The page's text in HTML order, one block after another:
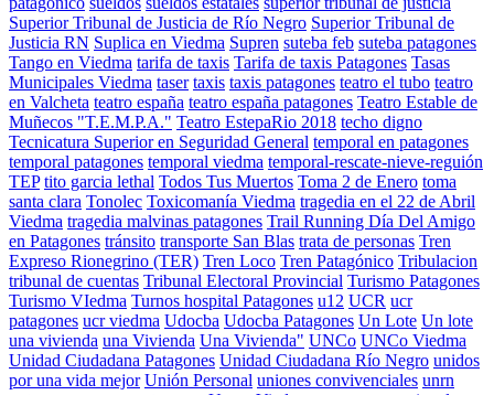
Superior Tribunal de Justicia de Río Negro Superior Tribunal de
Justicia RN Suplica en Viedma Supren suteba feb suteba patagones
Tango en Viedma tarifa de taxis Tarifa de taxis Patagones Tasas
Municipales Viedma taser taxis taxis patagones teatro el tubo teatro
en Valcheta teatro españa teatro españa patagones Teatro Estable de
Muñecos "T.E.M.P.A." Teatro EstepaRio 2018 techo digno
Tecnicatura Superior en Seguridad General temporal en patagones
temporal patagones temporal viedma temporal-rescate-nieve-reguión
TEP tito garcia lethal Todos Tus Muertos Toma 2 de Enero toma
santa clara Tonolec Toxicomanía Viedma tragedia en el 22 de Abril
Viedma tragedia malvinas patagones Trail Running Día Del Amigo
en Patagones tránsito transporte San Blas trata de personas Tren
Expreso Rionegrino (TER) Tren Loco Tren Patagónico Tribulacion
tribunal de cuentas Tribunal Electoral Provincial Turismo Patagones
Turismo VIedma Turnos hospital Patagones u12 UCR ucr
patagones ucr viedma Udocba Udocba Patagones Un Lote Un lote
una vivienda una Vivienda Una Vivienda" UNCo UNCo Viedma
Unidad Ciudadana Patagones Unidad Ciudadana Río Negro unidos
por una vida mejor Unión Personal uniones convivenciales unrn